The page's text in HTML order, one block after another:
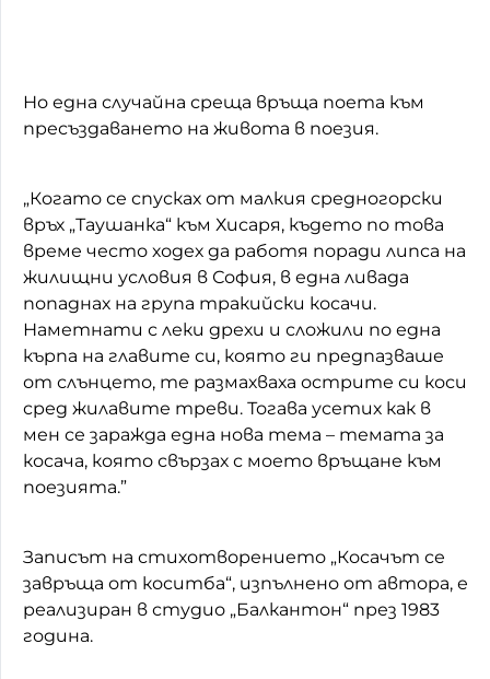
Но една случайна среща връща поета към
пресъздаването на живота в поезия.
„Когато се спусках от малкия средногорски
връх „Таушанка“ към Хисаря, където по това
време често ходех да работя поради липса на
жилищни условия в София, в една ливада
попаднах на група тракийски косачи.
Наметнати с леки дрехи и сложили по една
кърпа на главите си, която ги предпазваше
от слънцето, те размахваха острите си коси
сред жилавите треви. Тогава усетих как в
мен се заражда една нова тема – темата за
косача, която свързах с моето връщане към
поезията.”
Записът на стихотворението „Косачът се
завръща от коситба“, изпълнено от автора, е
реализиран в студио „Балкантон“ през 1983
година.